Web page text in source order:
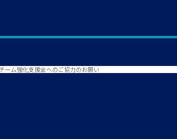
ーム強化支援金へのご協力のお願い